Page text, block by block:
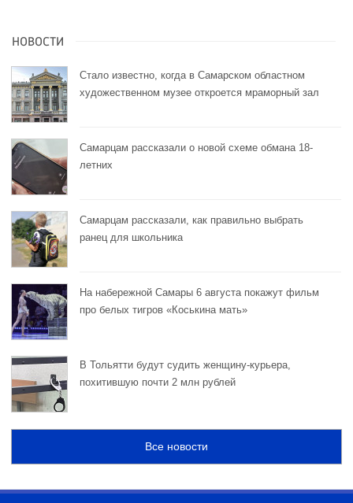
НОВОСТИ
Стало известно, когда в Самарском областном
художественном музее откроется мраморный зал
Самарцам рассказали о новой схеме обмана 18-
летних
Самарцам рассказали, как правильно выбрать
ранец для школьника
На набережной Самары 6 августа покажут фильм
про белых тигров «Коськина мать»
В Тольятти будут судить женщину-курьера,
похитившую почти 2 млн рублей
Все новости